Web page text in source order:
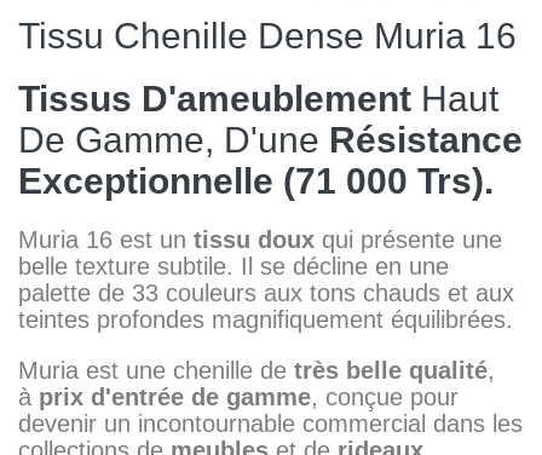
Tissu Chenille Dense Muria 16
Tissus D'ameublement Haut
De Gamme, D'une Résistance
Exceptionnelle (71 000 Trs).
Muria 16 est un tissu doux qui présente une
belle texture subtile. Il se décline en une
palette de 33 couleurs aux tons chauds et aux
teintes profondes magnifiquement équilibrées.
Muria est une chenille de très belle qualité,
à prix d'entrée de gamme, conçue pour
devenir un incontournable commercial dans les